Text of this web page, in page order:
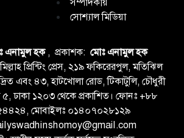
সোশ্যাল মিডিয়া
এনামুল হক, প্রকাশক: মোঃ এনামুল হক
প্রিন্টিং প্রেস, ২১৯ ফকিরেরপুল, মতিঝিল
এবং ৪৩, হাটখোলা রোড, টিকাটুলি, চৌধুরী
ঢাকা ১২০৩ থেকে প্রকাশিত। ফোনঃ +৮৮
মোবাইলঃ ০১৪০৭০২৮১২৯